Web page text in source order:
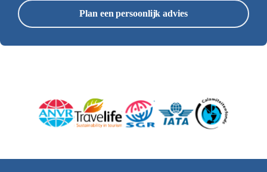
Plan een persoonlijk advies